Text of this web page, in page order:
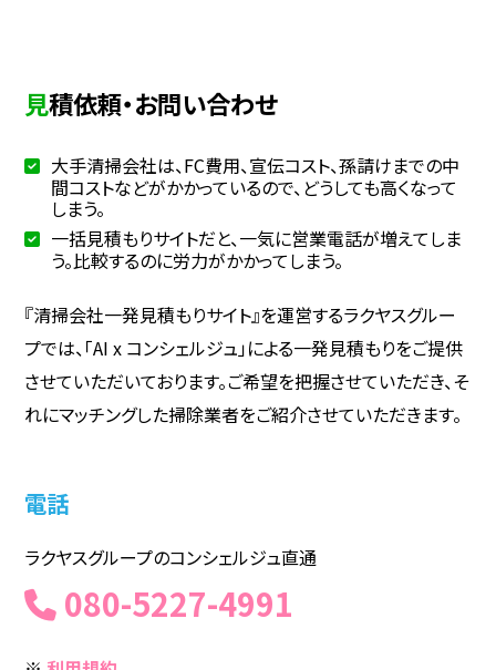
見積依頼・お問い合わせ
大手清掃会社は、FC費用、宣伝コスト、孫請けまでの中
間コストなどがかかっているので、どうしても高くなって
しまう。
一括見積もりサイトだと、一気に営業電話が増えてしま
う。比較するのに労力がかかってしまう。
『清掃会社一発見積もりサイト』を運営するラクヤスグルー
プでは、「AI x コンシェルジュ」による一発見積もりをご提供
させていただいております。ご希望を把握させていただき、そ
れにマッチングした掃除業者をご紹介させていただきます。
電話
ラクヤスグループのコンシェルジュ直通
080-5227-4991